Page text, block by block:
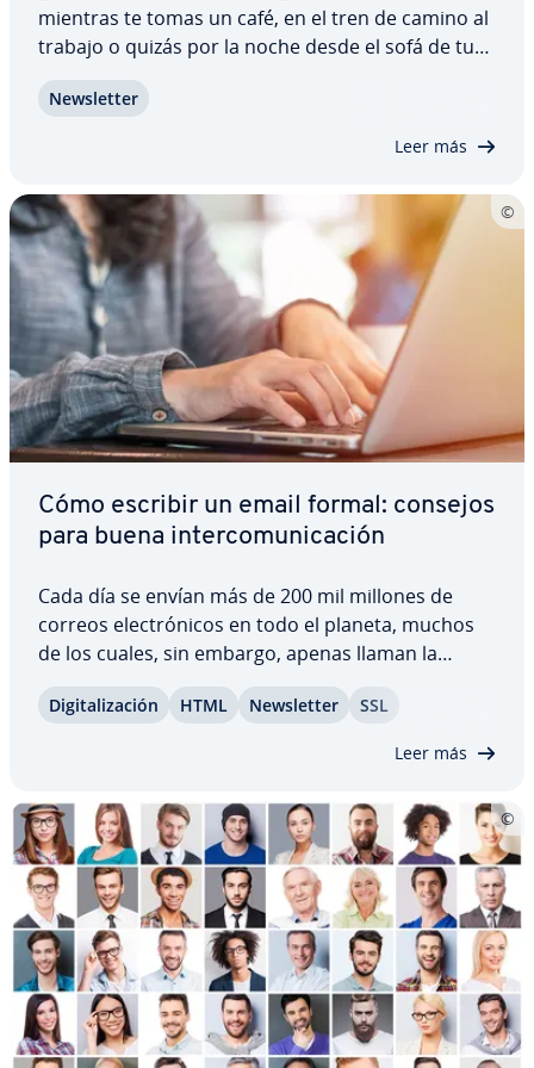
mientras te tomas un café, en el tren de camino al
trabajo o quizás por la noche desde el sofá de tu
viene ocupando a los de­pa­r­ta­me­n­tos de
Ne­w­s­le­t­ter
Leer más
Cómo escribir un email formal: consejos
para buena in­te­r­co­mu­ni­ca­ción
Cada día se envían más de 200 mil millones de
correos ele­c­tró­ni­cos en todo el planeta, muchos
de los cuales, sin embargo, apenas llaman la
destaque de manera positiva en este aspecto,
Di­gi­ta­li­za­ción HTML Ne­w­s­le­t­ter SSL
Leer más